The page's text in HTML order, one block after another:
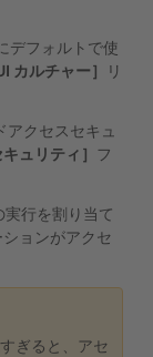
デフォルトで使
カルチャー］
リ
アクセスセキュ
ュリティ］ フ
実行を割り当て
ョンがアクセ
ぎると、アセ